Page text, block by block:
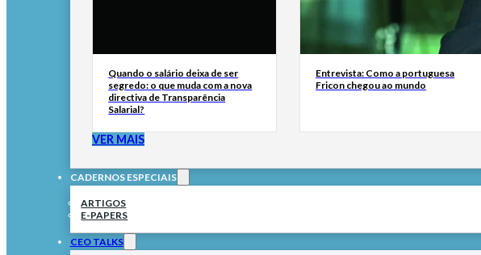
Quando o salário deixa de ser
segredo: o que muda com a nova
directiva de Transparência
Salarial?
Entrevista: Como a portuguesa
Fricon chegou ao mundo
VER MAIS
CADERNOS ESPECIAIS
ARTIGOS
E-PAPERS
CEO TALKS